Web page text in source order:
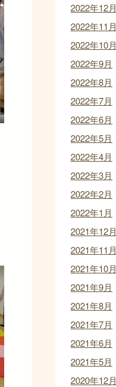
2022年12月
2022年11月
2022年10月
2022年9月
2022年8月
2022年7月
2022年6月
2022年5月
2022年4月
2022年3月
2022年2月
2022年1月
2021年12月
2021年11月
2021年10月
2021年9月
2021年8月
2021年7月
2021年6月
2021年5月
2020年12月